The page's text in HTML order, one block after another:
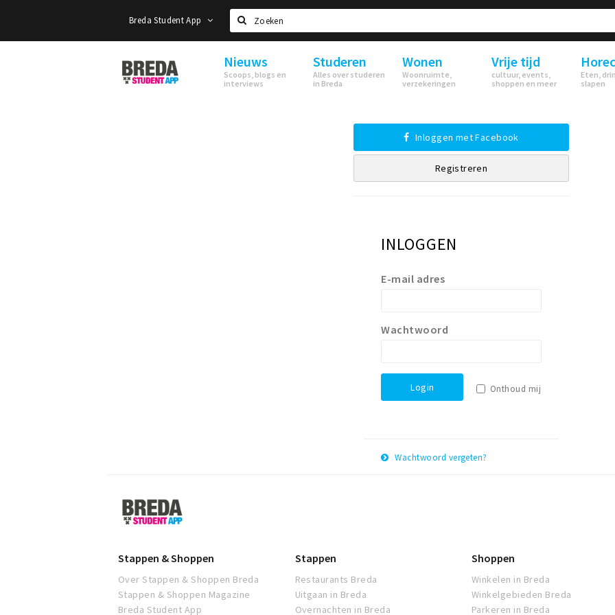
Breda Student App
Zoeken
Breda
Student
Nieuws
Scoops, blogs en
interviews
Studeren
Alles over studeren
in Breda
Wonen
Woonruimte,
verzekeringen
Vrije tijd
cultuur, events,
shoppen en meer
Eten,
slapen
Inloggen met Facebook
Registreren
INLOGGEN
E-mail adres
Wachtwoord
Login Onthoud mij
Wachtwoord vergeten?
Breda
Student
App
Stappen & Shoppen
Over Stappen & Shoppen Breda
Stappen & Shoppen Magazine
Breda Student App
Stappen
Restaurants Breda
Uitgaan in Breda
Overnachten in Breda
Shoppen
Winkelen in Breda
Winkelgebieden Breda
Parkeren in Breda